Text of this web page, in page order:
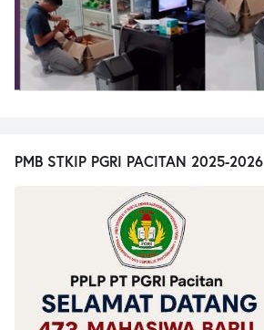
PMB STKIP PGRI PACITAN 2025-2026